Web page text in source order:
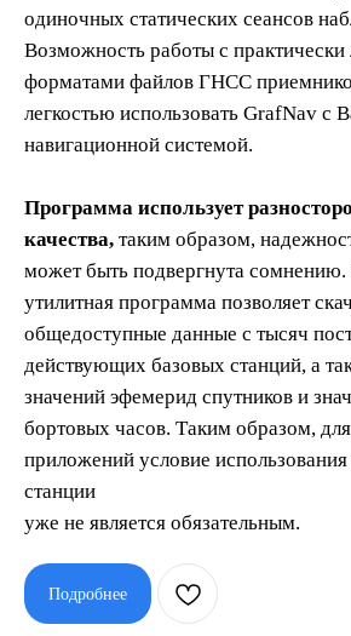
одиночных статических сеансов
Возможность работы с
форматами файлов ГНСС
легкостью использовать GrafNav с
навигационной системой.
Программа использует
качества, таким образом,
может быть подвергнута сомнению.
утилитная программа позволяет
общедоступные данные с тысяч
действующих базовых станций, а
значений эфемерид спутников и
бортовых часов. Таким образом,
приложений условие
станции
уже не является обязательным.
Подробнее